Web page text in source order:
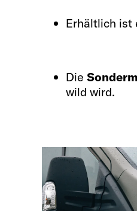
Erhältlich ist
Die
wild wird.